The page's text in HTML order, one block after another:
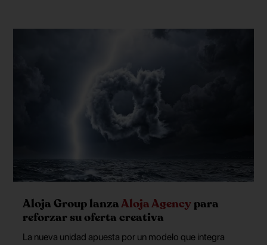
Aloja Group lanzaAloja Agencypara
reforzar su oferta creativa
La nueva unidad apuesta por un modelo que integra